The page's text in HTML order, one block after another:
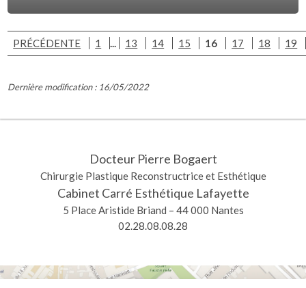
PRÉCÉDENTE 1 ... 13 14 15 16 17 18 19
Dernière modification : 16/05/2022
Docteur Pierre Bogaert
Chirurgie Plastique Reconstructrice et Esthétique
Cabinet Carré Esthétique Lafayette
5 Place Aristide Briand – 44 000 Nantes
02.28.08.08.28